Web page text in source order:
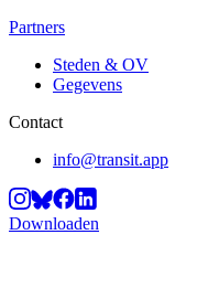
Partners
Steden & OV
Gegevens
Contact
info@transit.app
Downloaden